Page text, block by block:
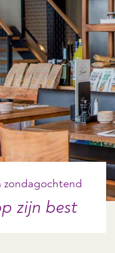
zondagochtend
zijn best